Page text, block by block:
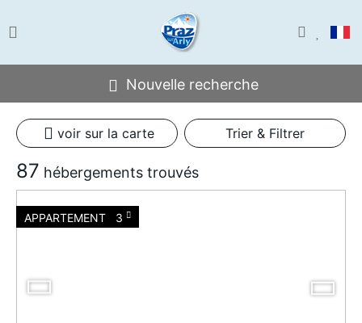
Nouvelle recherche
87 hébergements trouvés
Trier & Filtrer
voir sur la carte
APPARTEMENT 3